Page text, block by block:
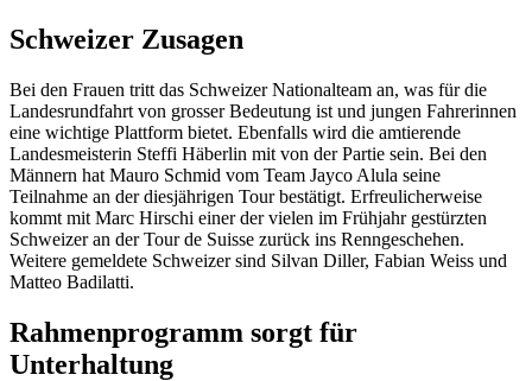
Schweizer Zusagen
Bei den Frauen tritt das Schweizer Nationalteam an, was für die
Landesrundfahrt von grosser Bedeutung ist und jungen Fahrerinnen
eine wichtige Plattform bietet. Ebenfalls wird die amtierende
Landesmeisterin Steffi Häberlin mit von der Partie sein. Bei den
Männern hat Mauro Schmid vom Team Jayco Alula seine
Teilnahme an der diesjährigen Tour bestätigt. Erfreulicherweise
kommt mit Marc Hirschi einer der vielen im Frühjahr gestürzten
Schweizer an der Tour de Suisse zurück ins Renngeschehen.
Weitere gemeldete Schweizer sind Silvan Diller, Fabian Weiss und
Matteo Badilatti.
Rahmenprogramm sorgt für
Unterhaltung